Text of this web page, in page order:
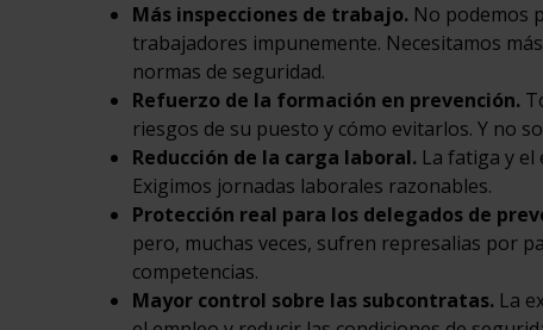
Más inspecciones de trabajo.No podemos
trabajadores impunemente. Necesitamos
normas de seguridad.
Refuerzo de la formación en prevención.
riesgos de su puesto y cómo evitarlos. Y no
Reducción de la carga laboral.La fatiga y el
Exigimos jornadas laborales razonables.
Protección real para los delegados de
pero, muchas veces, sufren represalias por
competencias.
Mayor control sobre las subcontratas.La